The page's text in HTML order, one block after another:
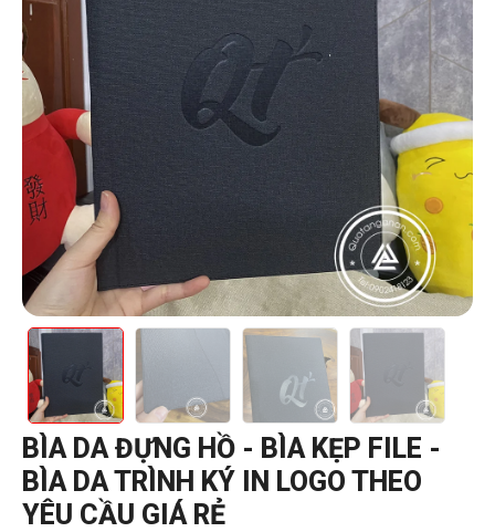
BÌA DA ĐỰNG HỒ - BÌA KẸP FILE -
BÌA DA TRÌNH KÝ IN LOGO THEO
YÊU CẦU GIÁ RẺ